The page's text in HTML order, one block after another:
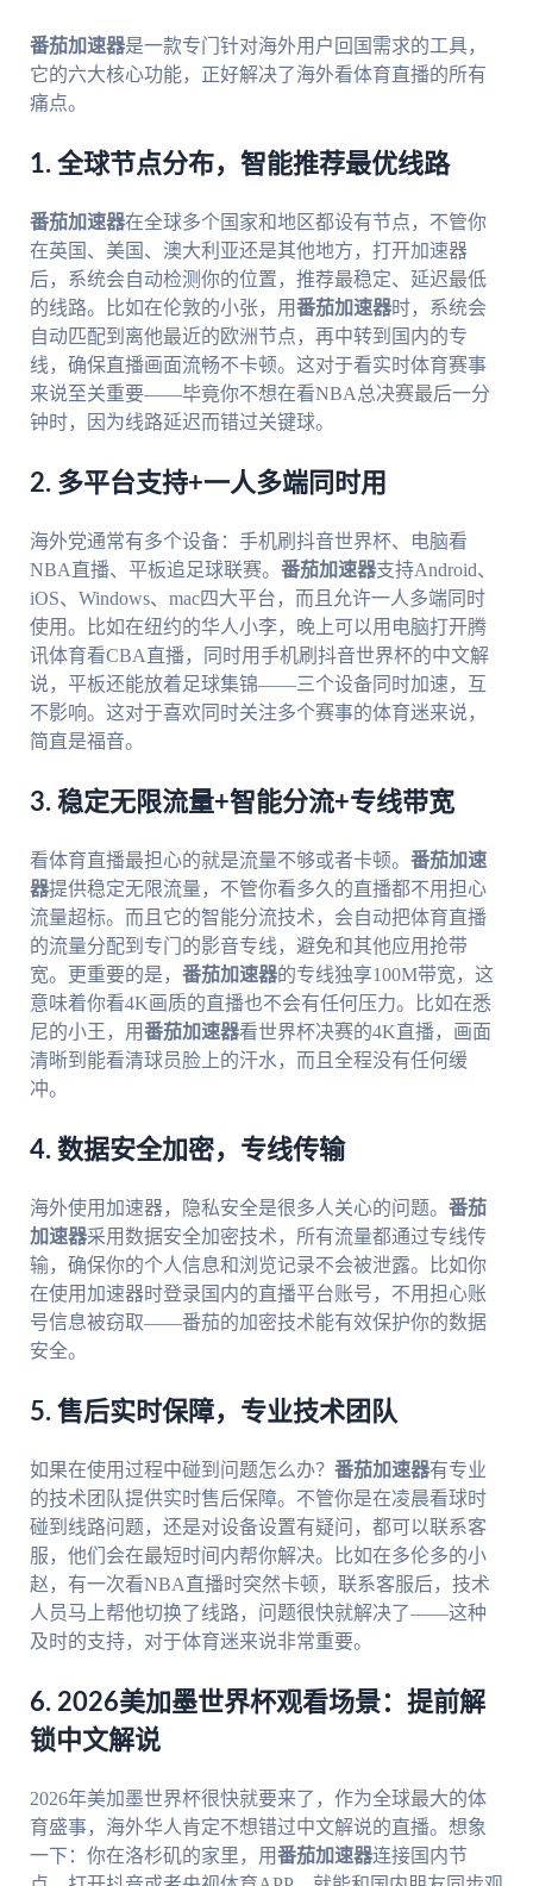
番茄加速器是一款专门针对海外用户回国需求的工具，
它的六大核心功能，正好解决了海外看体育直播的所有
痛点。
1. 全球节点分布，智能推荐最优线路
番茄加速器在全球多个国家和地区都设有节点，不管你
在英国、美国、澳大利亚还是其他地方，打开加速器
后，系统会自动检测你的位置，推荐最稳定、延迟最低
的线路。比如在伦敦的小张，用番茄加速器时，系统会
自动匹配到离他最近的欧洲节点，再中转到国内的专
线，确保直播画面流畅不卡顿。这对于看实时体育赛事
来说至关重要——毕竟你不想在看NBA总决赛最后一分
钟时，因为线路延迟而错过关键球。
2. 多平台支持+一人多端同时用
海外党通常有多个设备：手机刷抖音世界杯、电脑看
NBA直播、平板追足球联赛。 番茄加速器支持Android、
iOS、Windows、mac四大平台，而且允许一人多端同时
使用。比如在纽约的华人小李，晚上可以用电脑打开腾
讯体育看CBA直播，同时用手机刷抖音世界杯的中文解
说，平板还能放着足球集锦——三个设备同时加速，互
不影响。这对于喜欢同时关注多个赛事的体育迷来说，
简直是福音。
3. 稳定无限流量+智能分流+专线带宽
看体育直播最担心的就是流量不够或者卡顿。 番茄加速
器提供稳定无限流量，不管你看多久的直播都不用担心
流量超标。而且它的智能分流技术，会自动把体育直播
的流量分配到专门的影音专线，避免和其他应用抢带
宽。更重要的是， 番茄加速器的专线独享100M带宽，这
意味着你看4K画质的直播也不会有任何压力。比如在悉
尼的小王，用番茄加速器看世界杯决赛的4K直播，画面
清晰到能看清球员脸上的汗水，而且全程没有任何缓
冲。
4. 数据安全加密，专线传输
海外使用加速器，隐私安全是很多人关心的问题。 番茄
加速器采用数据安全加密技术，所有流量都通过专线传
输，确保你的个人信息和浏览记录不会被泄露。比如你
在使用加速器时登录国内的直播平台账号，不用担心账
号信息被窃取——番茄的加密技术能有效保护你的数据
安全。
5. 售后实时保障，专业技术团队
如果在使用过程中碰到问题怎么办？ 番茄加速器有专业
的技术团队提供实时售后保障。不管你是在凌晨看球时
碰到线路问题，还是对设备设置有疑问，都可以联系客
服，他们会在最短时间内帮你解决。比如在多伦多的小
赵，有一次看NBA直播时突然卡顿，联系客服后，技术
人员马上帮他切换了线路，问题很快就解决了——这种
及时的支持，对于体育迷来说非常重要。
6. 2026美加墨世界杯观看场景：提前解
锁中文解说
2026年美加墨世界杯很快就要来了，作为全球最大的体
育盛事，海外华人肯定不想错过中文解说的直播。想象
一下：你在洛杉矶的家里，用番茄加速器连接国内节